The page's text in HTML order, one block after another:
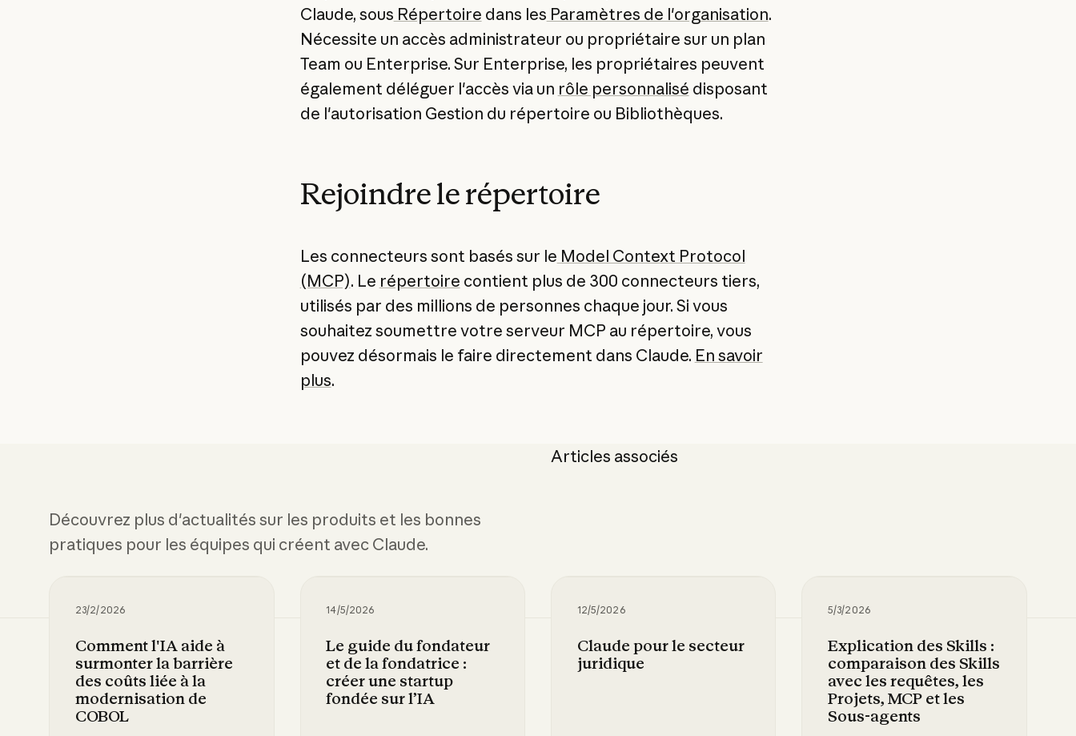
Claude, sous Répertoire dans les Paramètres de l'organisation.
Nécessite un accès administrateur ou propriétaire sur un plan
Team ou Enterprise. Sur Enterprise, les propriétaires peuvent
également déléguer l'accès via un rôle personnalisé disposant
de l'autorisation Gestion du répertoire ou Bibliothèques.
Rejoindre le répertoire
Les connecteurs sont basés sur le Model Context Protocol
(MCP). Le répertoire contient plus de 300 connecteurs tiers,
utilisés par des millions de personnes chaque jour. Si vous
souhaitez soumettre votre serveur MCP au répertoire, vous
pouvez désormais le faire directement dans Claude. En savoir
plus.
Articles associés
Découvrez plus d'actualités sur les produits et les bonnes
pratiques pour les équipes qui créent avec Claude.
23/2/2026
Comment l'IA aide à
surmonter la barrière
des coûts liée à la
modernisation de
COBOL
14/5/2026
Le guide du fondateur
et de la fondatrice :
créer une startup
fondée sur l’IA
12/5/2026
Claude pour le secteur
juridique
5/3/2026
Explication des Skills :
comparaison des Skills
avec les requêtes, les
Projets, MCP et les
Sous-agents